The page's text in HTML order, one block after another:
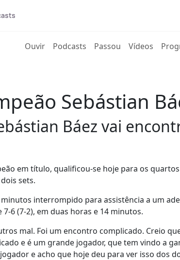
Ouvir(current)
Podcasts Passou Vídeos
Sebástian
Báez vai
em título, qualificou-se hoje para os
sets.
interrompido para assistência a um
7-6 (7-2), em duas horas e 14 minutos.
mal. Foi um encontro complicado. Creio
e é um grande jogador, que tem vindo a
e acho que hoje deu para ver isso dos